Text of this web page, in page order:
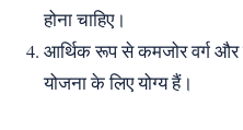
होना चाहिए।
आर्थिक रूप से कमजोर वर्ग और
योजना के लिए योग्य हैं।